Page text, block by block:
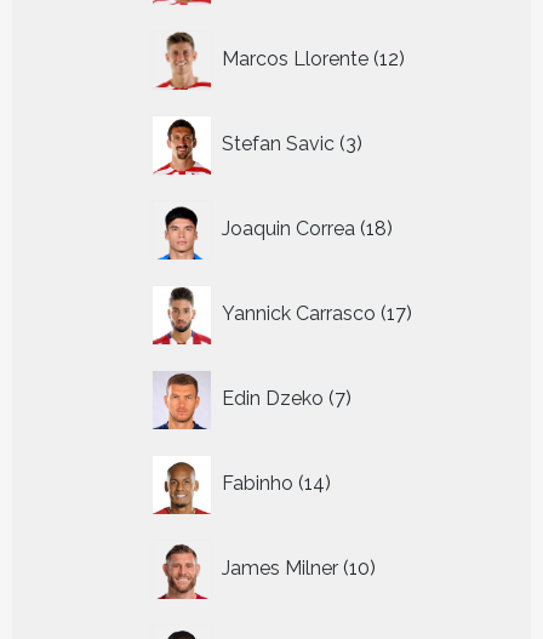
Marcos Llorente 12
producten
Stefan Savic 3
producten
Joaquin Correa 18
producten
Yannick Carrasco 17
producten
Edin Dzeko 7
producten
Fabinho 14
producten
James Milner 10
producten